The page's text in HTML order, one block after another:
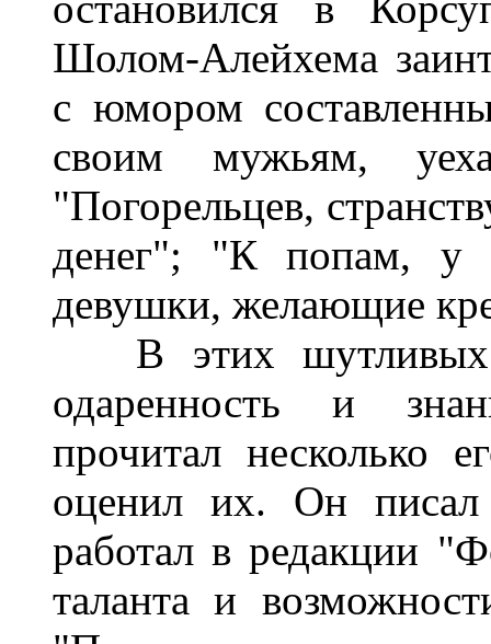
Шолом-Алейхема
с юмором
своим мужьям,
"Погорельцев,
денег"; "К попам, у
девушки, желающие
В этих шутливых
одаренность и
прочитал несколько
оценил их. Он
работал в редакции
таланта и